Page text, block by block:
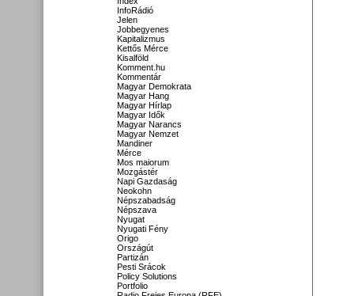
InfoRádió
Jelen
Jobbegyenes
Kapitalizmus
Kettős Mérce
Kisalföld
Komment.hu
Kommentár
Magyar Demokrata
Magyar Hang
Magyar Hírlap
Magyar Idők
Magyar Narancs
Magyar Nemzet
Mandiner
Mérce
Mos maiorum
Mozgástér
Napi Gazdaság
Neokohn
Népszabadság
Népszava
Nyugat
Nyugati Fény
Origo
Országút
Partizán
Pesti Srácok
Policy Solutions
Portfolio